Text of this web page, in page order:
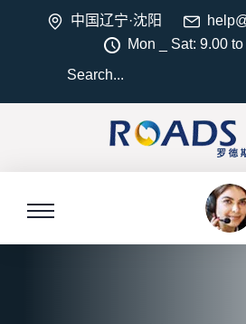
中国辽宁·沈阳
Mon _ Sat: 9.00